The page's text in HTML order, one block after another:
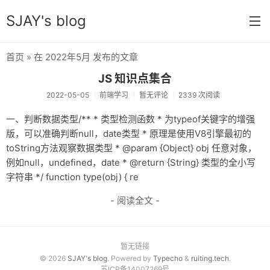
SJAY's blog
学习笔记
前端学习
参考手册
微信开发
记录片
首页 » 在 2022年5月 发布的文章
JS 知识点集合
2022-05-05 前端学习 暂无评论 2339 次阅读
一、判断数据类型/** * 类型检测函数 * 为typeof关键字的增强
版，可以准确判断null，date类型 * 原理是使用V8引擎最初的
toString方法观察数据类型 * @param {Object} obj 任意对象，
例如null，undefined，date * @return {String} 类型的全小写
字符串 */ function type(obj) { re
- 阅读全文 -
暂无链接
© 2026 SJAY's blog. Powered by Typecho& ruiting.tech.